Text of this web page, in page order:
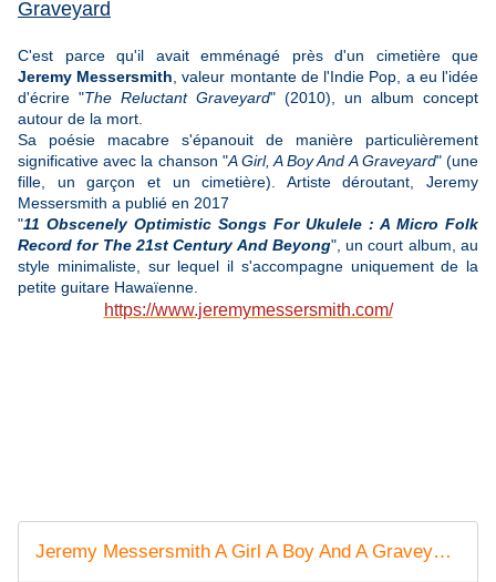
Graveyard
C'est parce qu'il avait emménagé près d'un cimetière que
Jeremy Messersmith , valeur montante de l'Indie Pop, a eu l'idée
d'écrire "The Reluctant Graveyard" (2010), un album concept
autour de la mort.
Sa poésie macabre s'épanouit de manière particulièrement
significative avec la chanson "A Girl, A Boy And A Graveyard" (une
fille, un garçon et un cimetière). Artiste déroutant, Jeremy
Messersmith a publié en 2017
"11 Obscenely Optimistic Songs For Ukulele : A Micro Folk
Record for The 21st Century And Beyong", un court album, au
style minimaliste, sur lequel il s'accompagne uniquement de la
petite guitare Hawaïenne.
https://www.jeremymessersmith.com/
Jeremy Messersmith A Girl A Boy And A Graveyard Live 2011